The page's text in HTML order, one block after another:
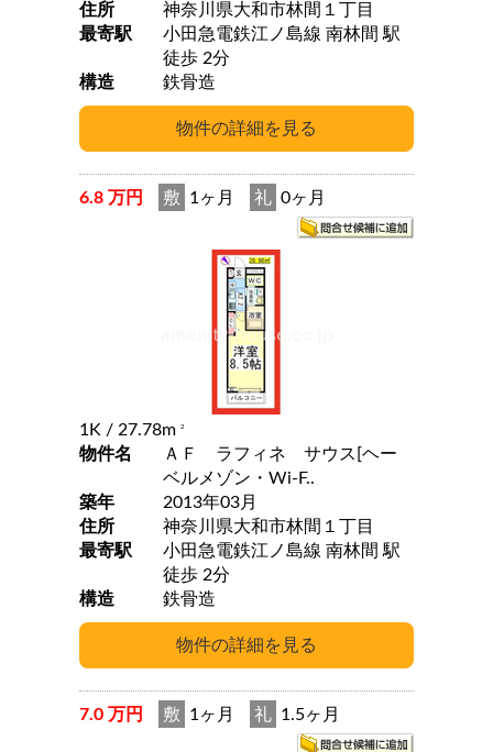
住所
神奈川県大和市林間１丁目
最寄駅
小田急電鉄江ノ島線 南林間 駅
徒歩 2分
構造
鉄骨造
6.8 万円 敷 1ヶ月 礼 0ヶ月
1K / 27.78m 2
物件名
ＡＦ ラフィネ サウス[ヘー
ベルメゾン・Wi-F..
築年
2013年03月
住所
神奈川県大和市林間１丁目
最寄駅
小田急電鉄江ノ島線 南林間 駅
徒歩 2分
構造
鉄骨造
7.0 万円 敷 1ヶ月 礼 1.5ヶ月